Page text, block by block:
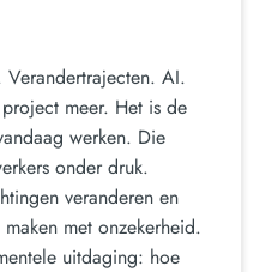
Verandertrajecten. AI.
meer. Het is de
werken. Die
onder druk.
veranderen en
met onzekerheid.
uitdaging: hoe